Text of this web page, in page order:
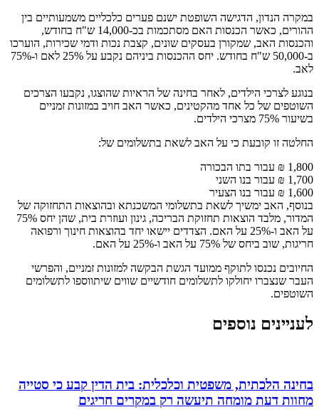
במקרה הנדון, הדגישה השופטת ישנם פערים כלכליים משמעותיים בין
ההורים, כאשר הכנסות האם מסתכמות בכ-14,000 ש"ח בחודש,
והכנסות האב, שמקורן בעסקים שונים, קצבת נכות ודמי שכירות, הוערכו
ב-50,000 ש"ח בחודש. יחס ההכנסות ביניהם נקבע על 25% לאם ו-75%
לאב.
בנוגע לצרכי הילדים, לאחר בחינה של הראיות שהוצגו, נקבעו הצרכים
השוטפים של כל אחד מהקטינים, כאשר האב חויב במזונות זמניים
בשיעור 75% מצרכי הילדים.
החלטה זו קובעת כי על האב לשאת בתשלומים של:
1,800 ₪ עבור בתו הבכורה
1,700 ₪ עבור בנו השני
1,600 ₪ עבור בנו הצעיר
בנוסף, האב ימשיך לשאת בתשלומי המשכנתא ובהוצאות התחזוקה של
המדור, מלבד הוצאות תחזוקת הבריכה, גינון ועוזרת בית, שהן יחס 75%
על האב ו-25% על האם. הצדדים יישאו יחד בהוצאות חינוך ורפואה
חריגות, שוב ביחס של 75% על האב ו-25% על האם.
החיובים נכנסו לתוקף ממועד הגשת הבקשה למזונות זמניים, והפרשי
העבר שנצברו יחולקו לתשלומים חודשיים שווים שיתווספו לתשלומים
השוטפים.
לעניינים נוספים
בחינה הלכתית, משפטית וכלכלית: בית הדין קבע כי סטייה
מחוות דעת מומחה תיעשה רק במקרים חריגים